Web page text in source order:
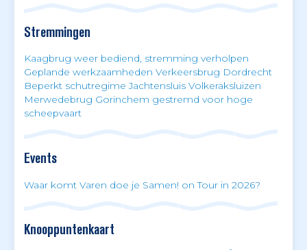
Stremmingen
Kaagbrug weer bediend, stremming verholpen
Geplande werkzaamheden Verkeersbrug Dordrecht
Beperkt schutregime Jachtensluis Volkeraksluizen
Merwedebrug Gorinchem gestremd voor hoge
scheepvaart
Events
Waar komt Varen doe je Samen! on Tour in 2026?
Knooppuntenkaart